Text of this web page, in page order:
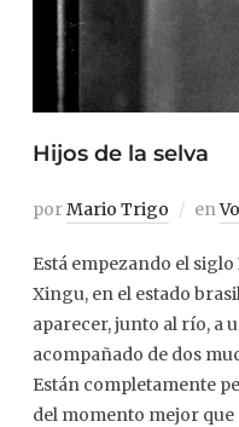
Hijos de la selva
porMario Trigo en
Está empezando el
Xingu, en el estado
aparecer, junto al río, a
acompañado de dos
Están completamente
del momento mejor que